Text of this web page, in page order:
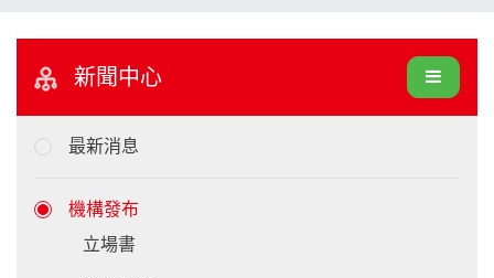
新聞中心
最新消息
機構發布
立場書